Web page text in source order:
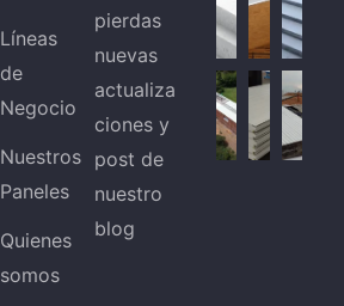
Líneas
de
Negocio
Nuestros
Paneles
Quienes
somos
pierdas
nuevas
actualiza
ciones y
post de
nuestro
blog